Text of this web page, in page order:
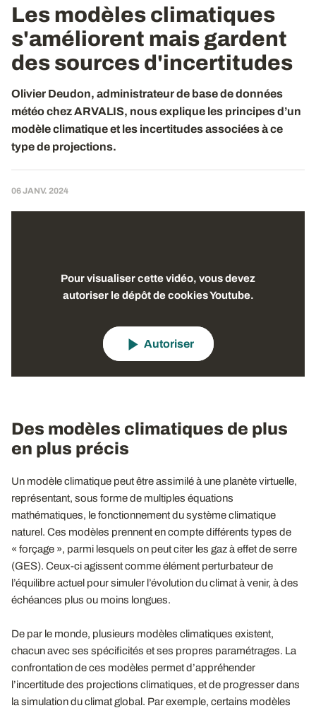
Les modèles climatiques
s'améliorent mais gardent
des sources d'incertitudes
Olivier Deudon, administrateur de base de données
météo chez ARVALIS, nous explique les principes d’un
modèle climatique et les incertitudes associées à ce
type de projections.
06 JANV. 2024
Pour visualiser cette vidéo, vous devez
autoriser le dépôt de cookies Youtube.
Autoriser
Des modèles climatiques de plus
en plus précis
Un modèle climatique peut être assimilé à une planète virtuelle,
représentant, sous forme de multiples équations
mathématiques, le fonctionnement du système climatique
naturel. Ces modèles prennent en compte différents types de
« forçage », parmi lesquels on peut citer les gaz à effet de serre
(GES). Ceux-ci agissent comme élément perturbateur de
l’équilibre actuel pour simuler l’évolution du climat à venir, à des
échéances plus ou moins longues.
De par le monde, plusieurs modèles climatiques existent,
chacun avec ses spécificités et ses propres paramétrages. La
confrontation de ces modèles permet d’appréhender
l’incertitude des projections climatiques, et de progresser dans
la simulation du climat global. Par exemple, certains modèles